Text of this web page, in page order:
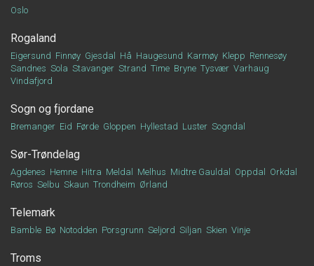
Oslo
Rogaland
Eigersund Finnøy Gjesdal Hå Haugesund Karmøy Klepp Rennesøy
Sandnes Sola Stavanger Strand Time Bryne Tysvær Varhaug
Vindafjord
Sogn og fjordane
Bremanger Eid Førde Gloppen Hyllestad Luster Sogndal
Sør-Trøndelag
Agdenes Hemne Hitra Meldal Melhus Midtre Gauldal Oppdal
Orkdal
Røros Selbu Skaun Trondheim Ørland
Telemark
Bamble Bø Notodden Porsgrunn Seljord Siljan Skien Vinje
Troms